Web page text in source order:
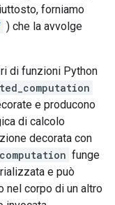
forniamo
) che la avvolge
di funzioni Python
e producono
di calcolo
decorata con
funge
e può
nel corpo di un altro